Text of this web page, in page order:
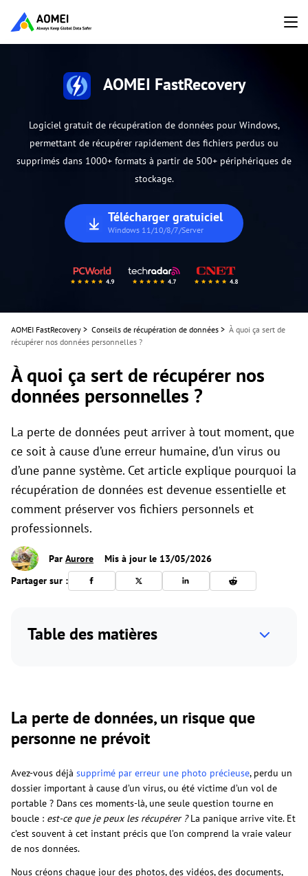
AOMEI FastRecovery
Logiciel gratuit de récupération de données pour Windows,
permettant de récupérer rapidement des fichiers perdus ou
supprimés dans 1000+ formats à partir de 500+ périphériques de
stockage.
Télécharger gratuiciel
Windows 11/10/8/7/Server
AOMEI FastRecovery > Conseils de récupération de données > À quoi ça sert de
récupérer nos données personnelles ?
À quoi ça sert de récupérer nos
données personnelles ?
La perte de données peut arriver à tout moment, que
ce soit à cause d’une erreur humaine, d’un virus ou
d’une panne système. Cet article explique pourquoi la
récupération de données est devenue essentielle et
comment préserver vos fichiers personnels et
professionnels.
Par Aurore
Mis à jour le 13/05/2026
Partager sur :
Table des matières
La perte de données, un risque que
personne ne prévoit
Avez-vous déjà supprimé par erreur une photo précieuse, perdu un
dossier important à cause d’un virus, ou été victime d’un vol de
portable ? Dans ces moments-là, une seule question tourne en
boucle : est-ce que je peux les récupérer ?La panique arrive vite. Et
c’est souvent à cet instant précis que l’on comprend la vraie valeur
de nos données.
Nous créons chaque jour des photos, des vidéos, des documents,